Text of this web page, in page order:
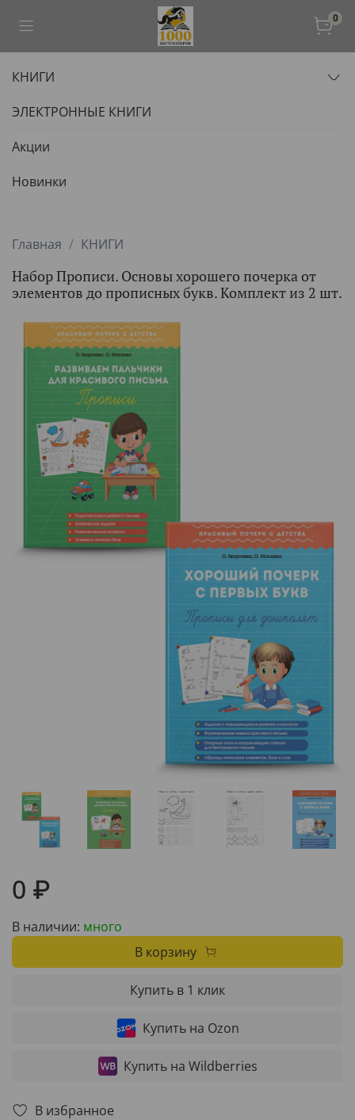
0
Главная КНИГИ
Набор Прописи. Основы хорошего почерка от
элементов до прописных букв. Комплект из 2 шт.
В избранное
0 ₽
В наличии: много
В корзину
Купить в 1 клик
Купить на Ozon
Купить на Wildberries
КНИГИ
ЭЛЕКТРОННЫЕ КНИГИ
Акции
Новинки